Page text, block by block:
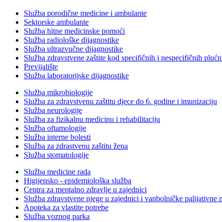
Služba porodične medicine i ambulante
Sektorske ambulante
Služba hitne medicinske pomoći
Služba radiološke dijagnostike
Služba ultrazvučne dijagnostike
Služba zdravstvene zaštite kod specifičnih i nespecifičnih
Previjalište
Služba laboratorijske dijagnostike
Služba mikrobiologije
Služba za zdravstvenu zaštitu djece do 6. godine i imunizaciju
Služba neurologije
Služba za fizikalnu medicinu i rehabilitaciju
Služba oftamologije
Služba interne bolesti
Služba za zdrastvenu zaštitu žena
Služba stomatologije
Služba medicine rada
Higijensko - epidemiološka služba
Centra za mentalno zdravlje u zajednici
Služba zdravstvene njege u zajednici i vanbolničke palijativne
Apoteka za vlastite potrebe
Služba voznog parka